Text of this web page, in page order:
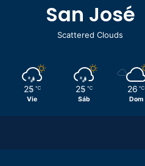
San José
Scattered Clouds
25 ℃
Vie
25 ℃
Sáb
26 ℃
Dom